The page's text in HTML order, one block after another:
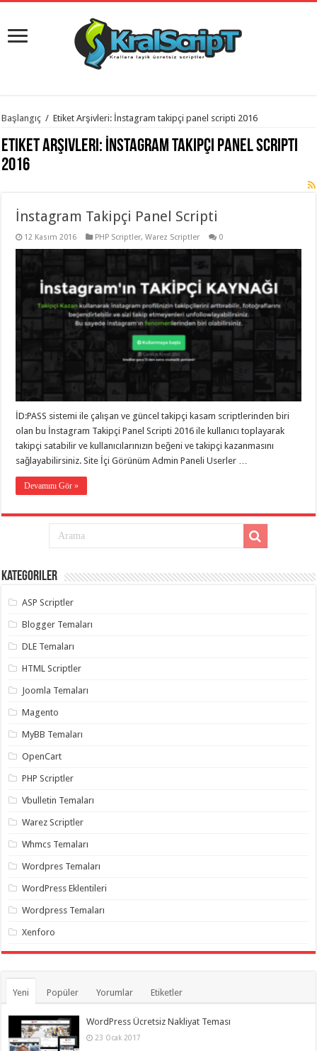
istanbul
evden
eve
taşımacılık
gaziantep
taşımacılık,
evden
taşımacılık
gaziantep
taşımacılık
taşımacılık
gaziantep
taşımacılık,
gaziantep
evden
taşımacılık,
gaziantep
evden
evden
gaziantep
eve
taşımacılık,
gaziantep
organizasyon
organizasyon,
organizasyon,
organizasyon ,
organizasyon,
organizasyon,
palyaço,
takipçi
twitter
hilesi ,
takipçi
Başlangıç / Etiket Arşivleri: İnstagram takipçi panel scripti 2016
Etiket Arşivleri: İnstagram takipçi panel scripti
2016
İnstagram Takipçi Panel Scripti
12 Kasım 2016 PHP Scriptler,Warez Scriptler 0
İD:PASS sistemi ile çalışan ve güncel takipçi kasam scriptlerinden biri
olan bu İnstagram Takipçi Panel Scripti 2016 ile kullanıcı toplayarak
takipçi satabilir ve kullanıcılarınızın beğeni ve takipçi kazanmasını
sağlayabilirsiniz. Site İçi Görünüm Admin Paneli Userler …
Devamını Gör »
Kategoriler
ASP Scriptler
Blogger Temaları
DLE Temaları
HTML Scriptler
Joomla Temaları
Magento
MyBB Temaları
OpenCart
PHP Scriptler
Vbulletin Temaları
Warez Scriptler
Whmcs Temaları
Wordpres Temaları
WordPress Eklentileri
Wordpress Temaları
Xenforo
Yeni Popüler Yorumlar Etiketler
WordPress Ücretsiz Nakliyat Teması
23 Ocak 2017